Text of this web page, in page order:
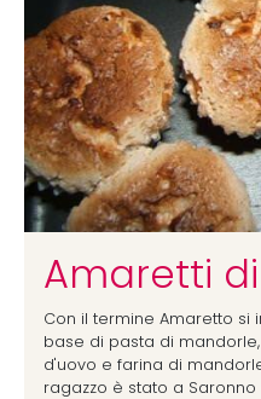
Amaretti
Con il termine Amaretto si
base di pasta di
d'uovo e farina di
ragazzo è stato a